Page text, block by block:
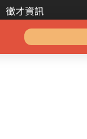
徵才資訊